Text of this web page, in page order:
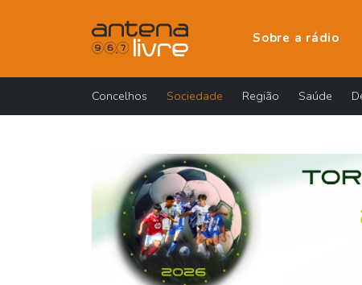
Sobre a rádio
Concelhos Sociedade Região Saúde